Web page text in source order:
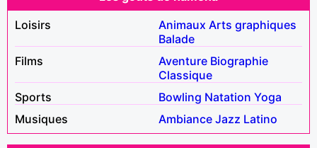
Loisirs
Animaux Arts graphiques
Balade
Films
Aventure Biographie
Classique
Sports
Bowling Natation Yoga
Musiques
Ambiance Jazz Latino